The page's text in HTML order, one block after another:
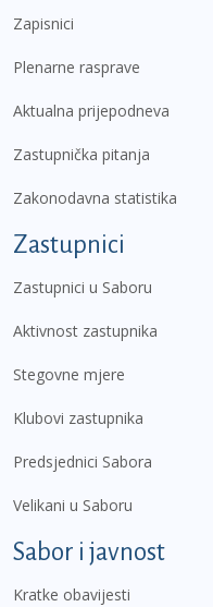
Zapisnici
Plenarne rasprave
Aktualna prijepodneva
Zastupnička pitanja
Zakonodavna statistika
Zastupnici
Zastupnici u Saboru
Aktivnost zastupnika
Stegovne mjere
Klubovi zastupnika
Predsjednici Sabora
Velikani u Saboru
Sabor i javnost
Kratke obavijesti